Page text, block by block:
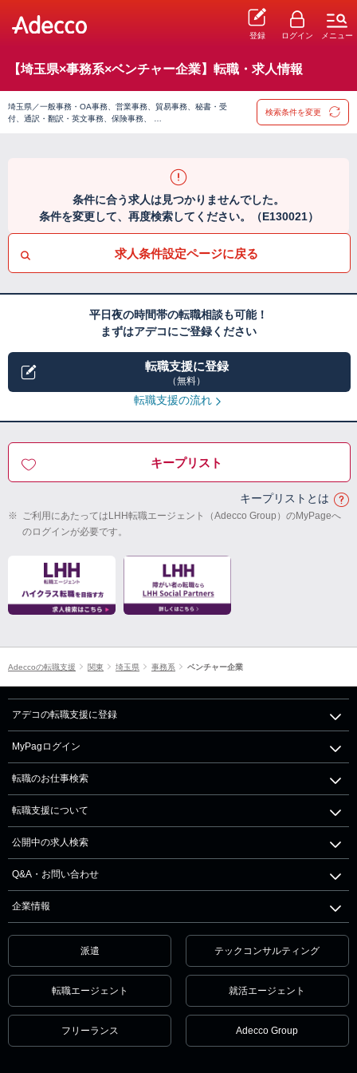
登録 ログイン メニュー
【埼玉県×事務系×ベンチャー企業】転職・求人情報
埼玉県／一般事務・OA事務、営業事務、貿易事務、秘書・受
付、通訳・翻訳・英文事務、保険事務、 …
検索条件を変更
条件に合う求人は見つかりませんでした。
条件を変更して、再度検索してください。（E130021）
求人条件設定ページに戻る
平日夜の時間帯の転職相談も可能！
まずはアデコにご登録ください
転職支援に登録
（無料）
転職支援の流れ
キープリスト
キープリストとは
※ ご利用にあたってはLHH転職エージェント（Adecco Group）のMyPageへ
のログインが必要です。
Adeccoの転職支援 関東 埼玉県 事務系 ベンチャー企業
アデコの転職支援に登録
MyPagログイン
転職のお仕事検索
転職支援について
公開中の求人検索
Q&A・お問い合わせ
企業情報
派遣 テックコンサルティング
転職エージェント 就活エージェント
フリーランス Adecco Group